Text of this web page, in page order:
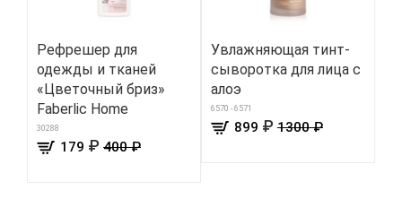
Рефрешер для
одежды и тканей
«Цветочный бриз»
Faberlic Home
30288
179 ₽ 400 ₽
Увлажняющая тинт-
сыворотка для лица с
алоэ
6570 - 6571
899 ₽ 1300 ₽